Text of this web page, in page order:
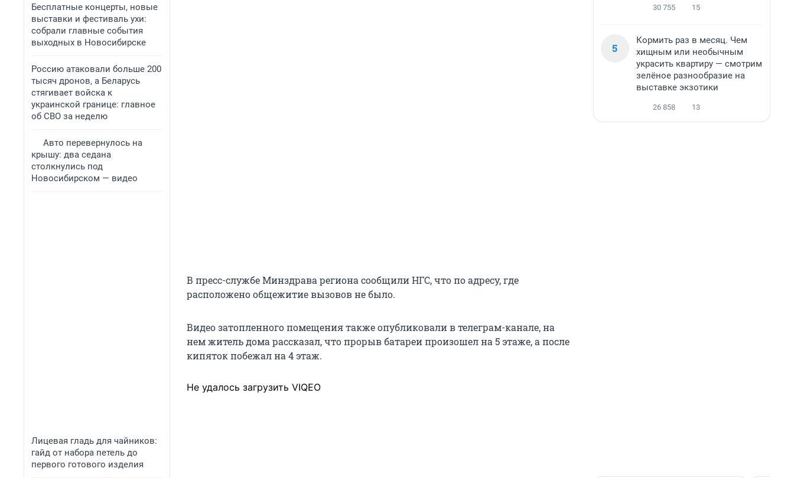
Бесплатные концерты, новые
выставки и фестиваль ухи:
собрали главные события
выходных в Новосибирске
Россию атаковали больше 200
тысяч дронов, а Беларусь
стягивает войска к
украинской границе: главное
об СВО за неделю
Авто перевернулось на
крышу: два седана
столкнулись под
Новосибирском — видео
Лицевая гладь для чайников:
гайд от набора петель до
первого готового изделия
В пресс-службе Минздрава региона сообщили НГС, что по адресу, где
расположено общежитие вызовов не было.
Видео затопленного помещения также опубликовали в телеграм-канале, на
нем житель дома рассказал, что прорыв батареи произошел на 5 этаже, а после
кипяток побежал на 4 этаж.
Не удалось загрузить VIQEO
30 755 15
5
Кормить раз в месяц. Чем
хищным или необычным
украсить квартиру — смотрим
зелёное разнообразие на
выставке экзотики
26 858 13